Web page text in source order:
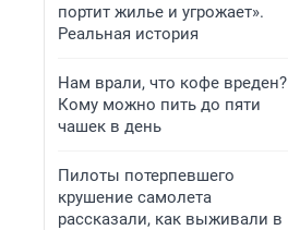
портит жилье и угрожает».
Реальная история
Нам врали, что кофе вреден?
Кому можно пить до пяти
чашек в день
Пилоты потерпевшего
крушение самолета
рассказали, как выживали в